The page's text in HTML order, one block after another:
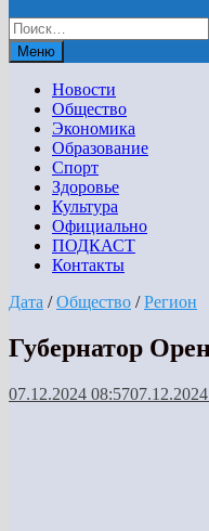
Найти:
Меню
Новости
Общество
Экономика
Образование
Спорт
Здоровье
Культура
Официально
ПОДКАСТ
Контакты
Дата /Общество /Регион
Губернатор
07.12.2024 08:57